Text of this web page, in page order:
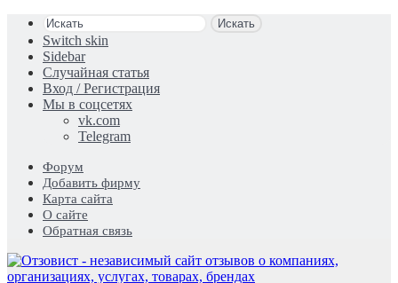
Искать
Switch skin
Sidebar
Случайная статья
Вход / Регистрация
Мы в соцсетях
vk.com
Telegram
Форум
Добавить фирму
Карта сайта
О сайте
Обратная связь